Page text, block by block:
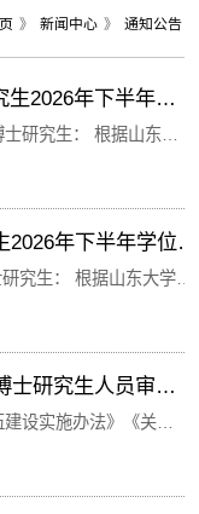
》 新闻中心 》 通知公告
2026年下半年学
研究生： 根据山东大
，为确保本年度下半
将相关事项通知如
培养方案，对已发表的
即日起—9月1日前，登
”（网址
年下半年学位授
究生： 根据山东大学
本年度下半年学位授予工
如下： 一、毕业申请提
9月19日（暂定，最终以
士研究生人员审核
设实施办法》《关于
人申报、研究生教育